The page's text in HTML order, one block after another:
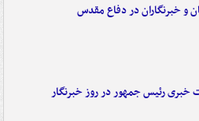
و خبرنگاران در دفاع مقدس
رئیس جمهور در روز خبرنگار